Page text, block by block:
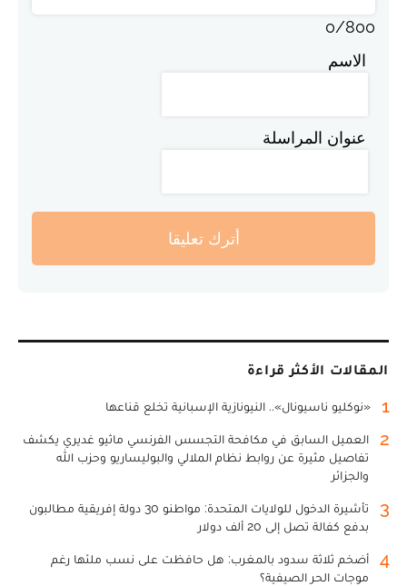
0/800
الاسم
عنوان المراسلة
أترك تعليقا
المقالات الأكثر قراءة
1 «نوكليو ناسيونال».. النيونازية الإسبانية تخلع قناعها
2
العميل السابق في مكافحة التجسس الفرنسي ماثيو غديري يكشف
تفاصيل مثيرة عن روابط نظام الملالي والبوليساريو وحزب الله
والجزائر
3
تأشيرة الدخول للولايات المتحدة: مواطنو 30 دولة إفريقية مطالبون
بدفع كفالة تصل إلى 20 ألف دولار
4
أضخم ثلاثة سدود بالمغرب: هل حافظت على نسب ملئها رغم
موجات الحر الصيفية؟